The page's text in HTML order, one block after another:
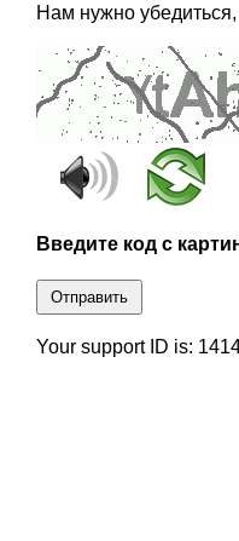
Нам нужно
Введите код с
Отправить
Your support ID is: